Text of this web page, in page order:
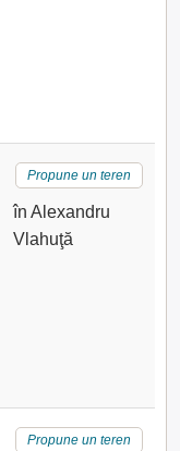
Propune un teren
în Alexandru
Vlahuţă
Propune un teren